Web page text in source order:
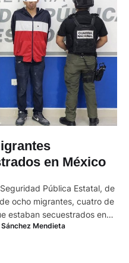
en México
Pública Estatal, de
ocho migrantes, cuatro de
estaban secuestrados en
Chapultepec, en Ciudad
la madrugada del 25 de
Mendieta